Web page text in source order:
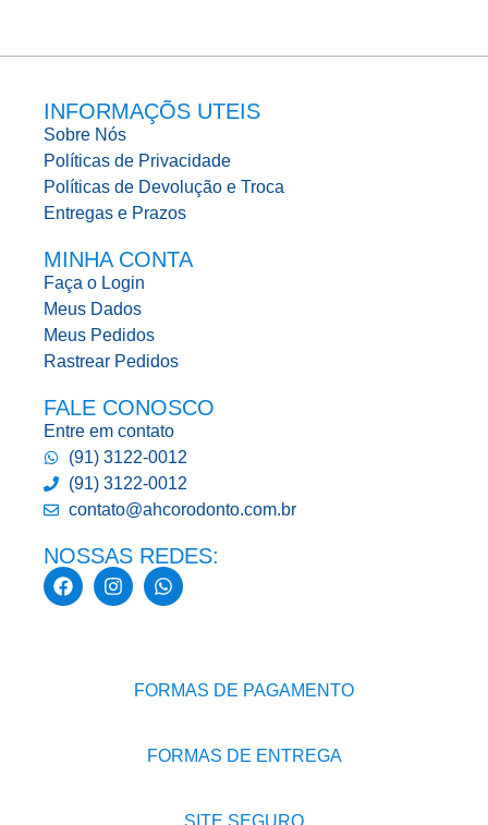
INFORMAÇÕS UTEIS
Sobre Nós
Políticas de Privacidade
Políticas de Devolução e Troca
Entregas e Prazos
MINHA CONTA
Faça o Login
Meus Dados
Meus Pedidos
Rastrear Pedidos
FALE CONOSCO
Entre em contato
(91) 3122-0012
(91) 3122-0012
contato@ahcorodonto.com.br
NOSSAS REDES:
FORMAS DE PAGAMENTO
FORMAS DE ENTREGA